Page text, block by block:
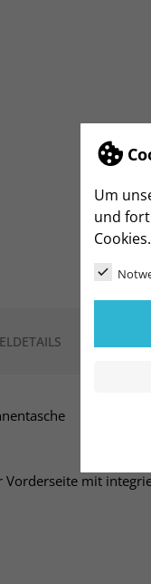
Um
und
Cookies.
Vorderseite mit